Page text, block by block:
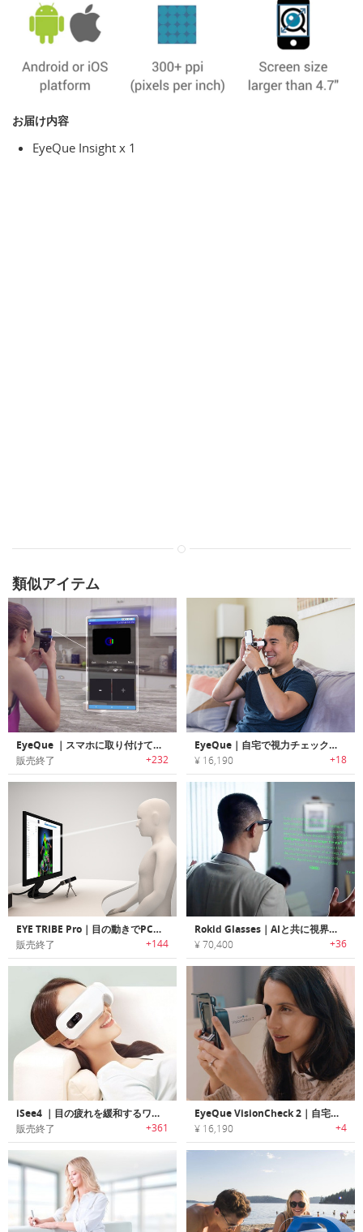
お届け内容
EyeQue Insight x 1
類似アイテム
EyeQue ｜スマホに取り付けて視力チェックを行えるパーソナル視力テスト/トラッカー「アイキュー」
販売終了 +232
EyeQue｜自宅で視力チェックができる自動アイテストデバイス「アイキュー」
¥ 16,190 +18
EYE TRIBE Pro｜目の動きでPCをコントロールするアイトラッカー「アイトライブプロ」
販売終了 +144
Rokid Glasses｜AIと共に視界を進化。超軽量ARスマートグラス
¥ 70,400 +36
iSee4 ｜目の疲れを緩和するワイヤレスデジタルアイマッサージャー「アイシーフォー」
販売終了 +361
EyeQue VisionCheck 2｜自宅で瞳孔間距離を正確に測定可能な視力チェッカー「アイキュービジョンチェック2」
¥ 16,190 +4